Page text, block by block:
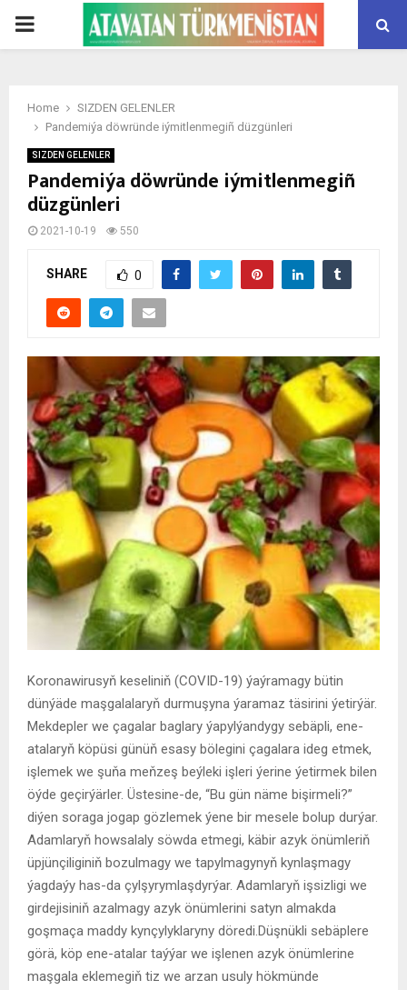
PRIMARY
Home
SIZDEN GELENLER
Pandemiýa döwründe iýmitlenmegiñ düzgünleri
SIZDEN GELENLER
Pandemiýa döwründe iýmitlenmegiñ
düzgünleri
2021-10-19 550
SHARE 0
Koronawirusyň keseliniň (COVID-19) ýaýramagy bütin
dünýäde maşgalalaryň durmuşyna ýaramaz täsirini ýetirýär.
Mekdepler we çagalar baglary ýapylýandygy sebäpli, ene-
atalaryň köpüsi günüň esasy bölegini çagalara ideg etmek,
işlemek we şuňa meňzeş beýleki işleri ýerine ýetirmek bilen
öýde geçirýärler. Üstesine-de, “Bu gün näme bişirmeli?”
diýen soraga jogap gözlemek ýene bir mesele bolup durýar.
Adamlaryň howsalaly söwda etmegi, käbir azyk önümleriň
üpjünçiliginiň bozulmagy we tapylmagynyň kynlaşmagy
ýagdaýy has-da çylşyrymlaşdyrýar. Adamlaryň işsizligi we
girdejisiniň azalmagy azyk önümlerini satyn almakda
goşmaça maddy kynçylyklaryny döredi.Düşnükli sebäplere
görä, köp ene-atalar taýýar we işlenen azyk önümlerine
maşgala eklemegiň tiz we arzan usuly hökmünde